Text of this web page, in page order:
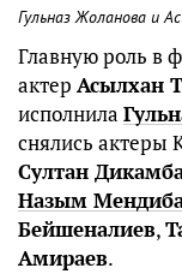
Гульназ Жоланова и
Главную роль в
актер Асылхан
исполнила
снялись актеры
Султан
Назым
Бейшеналиев,
Амираев.